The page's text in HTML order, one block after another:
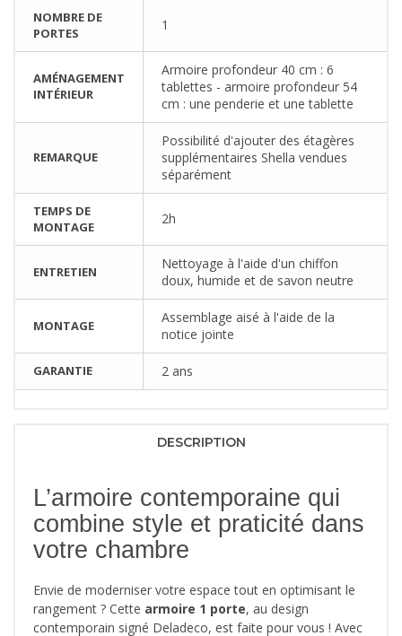
NOMBRE DE
PORTES
1
AMÉNAGEMENT
INTÉRIEUR
Armoire profondeur 40 cm : 6
tablettes - armoire profondeur 54
cm : une penderie et une tablette
REMARQUE
Possibilité d'ajouter des étagères
supplémentaires Shella vendues
séparément
TEMPS DE
MONTAGE
2h
ENTRETIEN
Nettoyage à l'aide d'un chiffon
doux, humide et de savon neutre
MONTAGE
Assemblage aisé à l'aide de la
notice jointe
GARANTIE 2 ans
DESCRIPTION
L’armoire contemporaine qui
combine style et praticité dans
votre chambre
Envie de moderniser votre espace tout en optimisant le
rangement ? Cette armoire 1 porte, au design
contemporain signé Deladeco, est faite pour vous ! Avec